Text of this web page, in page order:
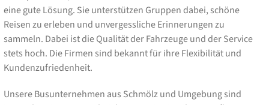
eine gute Lösung. Sie unterstützen Gruppen dabei, schöne
Reisen zu erleben und unvergessliche Erinnerungen zu
sammeln. Dabei ist die Qualität der Fahrzeuge und der Service
stets hoch. Die Firmen sind bekannt für ihre Flexibilität und
Kundenzufriedenheit.
Unsere Busunternehmen aus Schmölz und Umgebung sind